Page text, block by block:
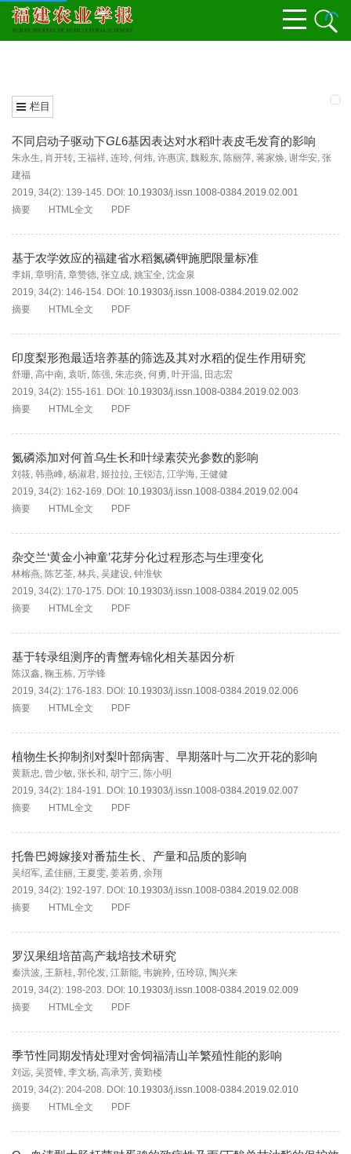
栏目
不同启动子驱动下GL6基因表达对水稻叶表皮毛发育的影响
朱永生, 肖开转, 王福祥, 连玲, 何炜, 许惠滨, 魏毅东, 陈丽萍, 蒋家焕, 谢华安, 张
建福
2019, 34(2): 139-145. DOI: 10.19303/j.issn.1008-0384.2019.02.001
摘要
HTML全文 PDF
基于农学效应的福建省水稻氮磷钾施肥限量标准
李娟, 章明清, 章赞德, 张立成, 姚宝全, 沈金泉
2019, 34(2): 146-154. DOI: 10.19303/j.issn.1008-0384.2019.02.002
摘要
HTML全文 PDF
印度梨形孢最适培养基的筛选及其对水稻的促生作用研究
舒珊, 高中南, 袁听, 陈强, 朱志炎, 何勇, 叶开温, 田志宏
2019, 34(2): 155-161. DOI: 10.19303/j.issn.1008-0384.2019.02.003
摘要
HTML全文 PDF
氮磷添加对何首乌生长和叶绿素荧光参数的影响
刘筱, 韩燕峰, 杨淑君, 姬拉拉, 王锐洁, 江学海, 王健健
2019, 34(2): 162-169. DOI: 10.19303/j.issn.1008-0384.2019.02.004
摘要
HTML全文 PDF
杂交兰‘黄金小神童’花芽分化过程形态与生理变化
林榕燕, 陈艺荃, 林兵, 吴建设, 钟淮钦
2019, 34(2): 170-175. DOI: 10.19303/j.issn.1008-0384.2019.02.005
摘要
HTML全文 PDF
基于转录组测序的青蟹寿锦化相关基因分析
陈汉鑫, 鞠玉栋, 万学锋
2019, 34(2): 176-183. DOI: 10.19303/j.issn.1008-0384.2019.02.006
摘要
HTML全文 PDF
植物生长抑制剂对梨叶部病害、早期落叶与二次开花的影响
黄新忠, 曾少敏, 张长和, 胡宁三, 陈小明
2019, 34(2): 184-191. DOI: 10.19303/j.issn.1008-0384.2019.02.007
摘要
HTML全文 PDF
托鲁巴姆嫁接对番茄生长、产量和品质的影响
吴绍军, 孟佳丽, 王夏雯, 姜若勇, 余翔
2019, 34(2): 192-197. DOI: 10.19303/j.issn.1008-0384.2019.02.008
摘要
HTML全文 PDF
罗汉果组培苗高产栽培技术研究
秦洪波, 王新桂, 郭伦发, 江新能, 韦婉羚, 伍玲琼, 陶兴来
2019, 34(2): 198-203. DOI: 10.19303/j.issn.1008-0384.2019.02.009
摘要
HTML全文 PDF
季节性同期发情处理对舍饲福清山羊繁殖性能的影响
刘远, 吴贤锋, 李文杨, 高承芳, 黄勤楼
2019, 34(2): 204-208. DOI: 10.19303/j.issn.1008-0384.2019.02.010
摘要
HTML全文 PDF